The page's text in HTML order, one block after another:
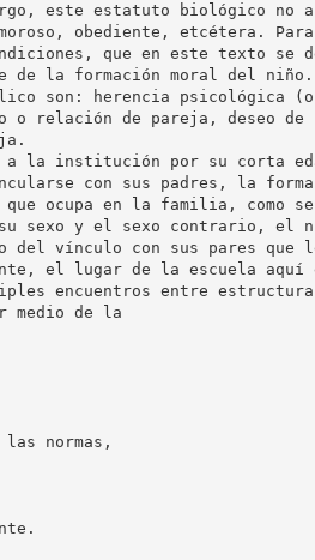
este estatuto biológico no
obediente, etcétera.
que en este texto se
de la formación moral del
son: herencia psicológica
o relación de pareja, deseo de
la institución por su corta
con sus padres, la
que ocupa en la familia, como
sexo y el sexo contrario, el
vínculo con sus pares que
el lugar de la escuela aquí
encuentros entre
medio de la
normas,